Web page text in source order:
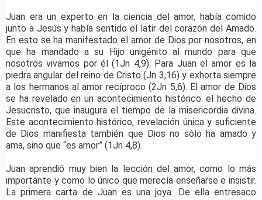
Juan era un experto en la ciencia del amor, había comido
junto a Jesús y había sentido el latir del corazón del Amado.
En esto se ha manifestado el amor de Dios por nosotros, en
que ha mandado a su Hijo unigénito al mundo para que
nosotros vivamos por él (1Jn 4,9). Para Juan el amor es la
piedra angular del reino de Cristo (Jn 3,16) y exhorta siempre
a los hermanos al amor recíproco (2Jn 5,6). El amor de Dios
se ha revelado en un acontecimiento histórico: el hecho de
Jesucristo, que inaugura el tiempo de la misericordia divina.
Este acontecimiento histórico, revelación única y suficiente
de Dios manifiesta también que Dios no sólo ha amado y
ama, sino que “es amor” (1Jn 4,8).
Juan aprendió muy bien la lección del amor, como lo más
importante y como lo único que merecía enseñarse e insistir.
La primera carta de Juan es una joya. De ella entresaco